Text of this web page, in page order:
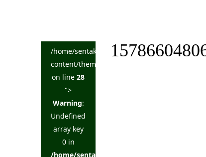
/home/sentakuya/charoku.jp/public_html/wp-
content/themes/kadan_tcd056/single.php
on line 28
">
Warning:
Undefined
array key
0 in
/home/sentakuya/charoku.jp/public_html/